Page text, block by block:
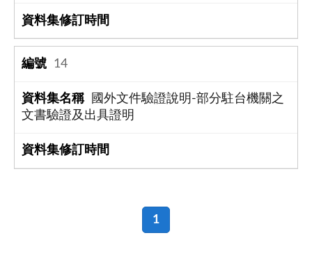
14
國外文件驗證說明-部分駐台機關之
文書驗證及出具證明
1